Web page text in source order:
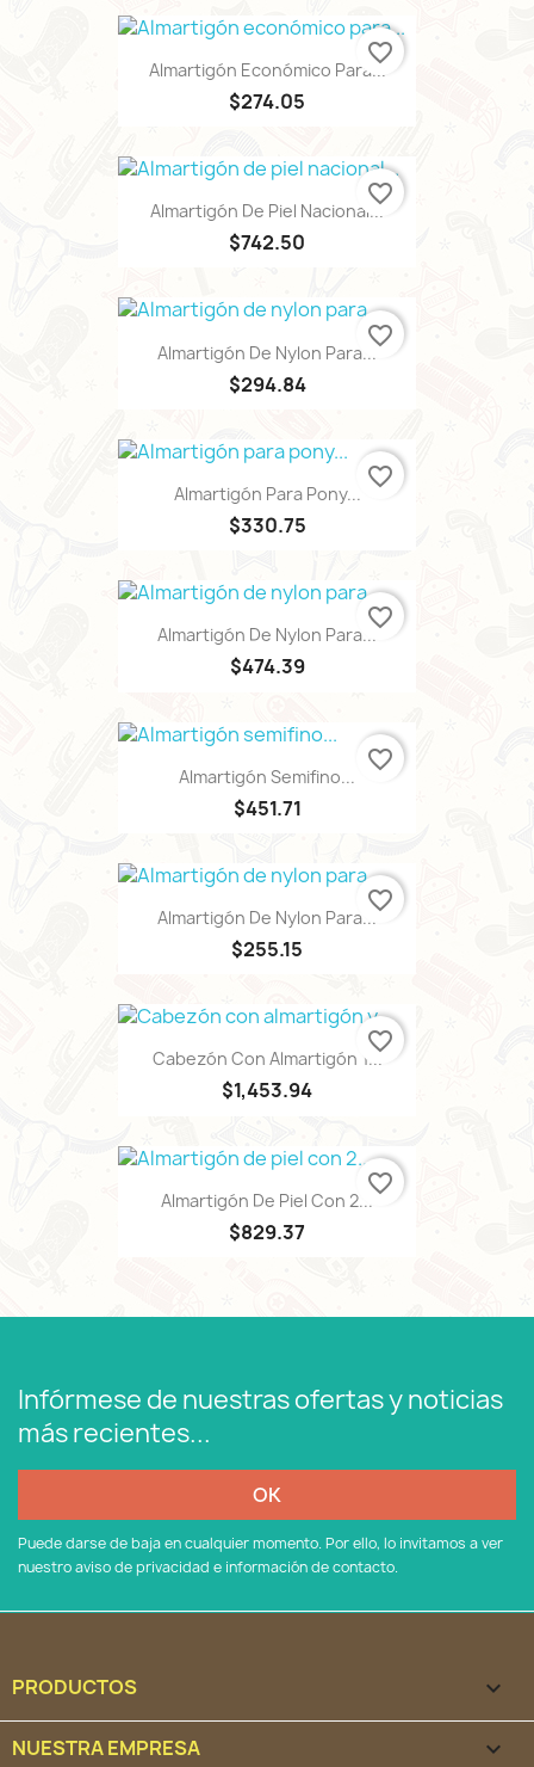
Almartigón Económico Para...
$274.05
favorite_border
Almartigón De Piel Nacional...
$742.50
favorite_border
Almartigón De Nylon Para...
$294.84
favorite_border
Almartigón Para Pony...
$330.75
favorite_border
Almartigón De Nylon Para...
$474.39
favorite_border
Almartigón Semifino...
$451.71
favorite_border
Almartigón De Nylon Para...
$255.15
favorite_border
Cabezón Con Almartigón Y...
$1,453.94
favorite_border
Almartigón De Piel Con 2...
$829.37
favorite_border
Infórmese de nuestras ofertas y noticias
más recientes...
Puede darse de baja en cualquier momento. Por ello, lo invitamos a ver
nuestro aviso de privacidad e información de contacto.
PRODUCTOS 
NUESTRA EMPRESA 